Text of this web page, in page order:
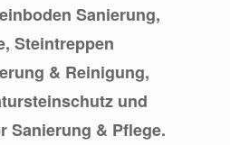
Sanierung,
Steintreppen
& Reinigung,
und
Sanierung & Pflege.